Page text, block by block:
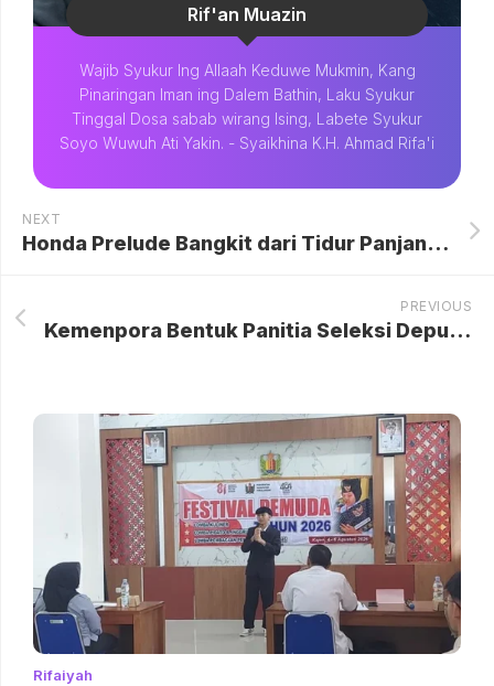
Rif'an Muazin
Wajib Syukur Ing Allaah Keduwe Mukmin, Kang
Pinaringan Iman ing Dalem Bathin, Laku Syukur
Tinggal Dosa sabab wirang Ising, Labete Syukur
Soyo Wuwuh Ati Yakin. - Syaikhina K.H. Ahmad Rifa'i
NEXT
Honda Prelude Bangkit dari Tidur Panjang, Siap Gebrak Pasar Indonesia dengan Teknologi Hybrid dan Harga Menarik di Bawah Rp 1 Miliar
PREVIOUS
Kemenpora Bentuk Panitia Seleksi Deputi Industri Olahraga
Rifaiyah